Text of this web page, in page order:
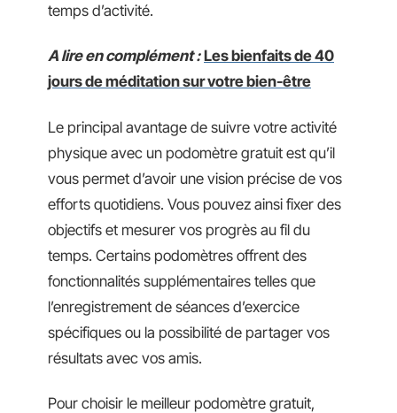
temps d’activité.
A lire en complément : Les bienfaits de 40
jours de méditation sur votre bien-être
Le principal avantage de suivre votre activité
physique avec un podomètre gratuit est qu’il
vous permet d’avoir une vision précise de vos
efforts quotidiens. Vous pouvez ainsi fixer des
objectifs et mesurer vos progrès au fil du
temps. Certains podomètres offrent des
fonctionnalités supplémentaires telles que
l’enregistrement de séances d’exercice
spécifiques ou la possibilité de partager vos
résultats avec vos amis.
Pour choisir le meilleur podomètre gratuit,